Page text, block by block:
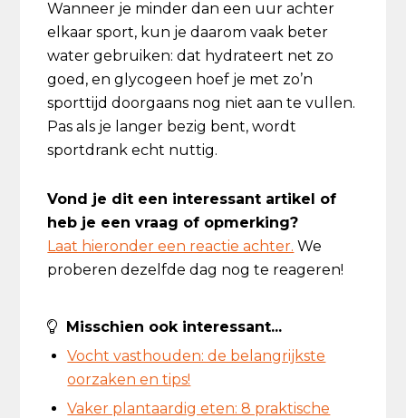
Wanneer je minder dan een uur achter
elkaar sport, kun je daarom vaak beter
water gebruiken: dat hydrateert net zo
goed, en glycogeen hoef je met zo’n
sporttijd doorgaans nog niet aan te vullen.
Pas als je langer bezig bent, wordt
sportdrank echt nuttig.
Vond je dit een interessant artikel of
heb je een vraag of opmerking?
Laat hieronder een reactie achter. We
proberen dezelfde dag nog te reageren!
Misschien ook interessant...
Vocht vasthouden: de belangrijkste
oorzaken en tips!
Vaker plantaardig eten: 8 praktische